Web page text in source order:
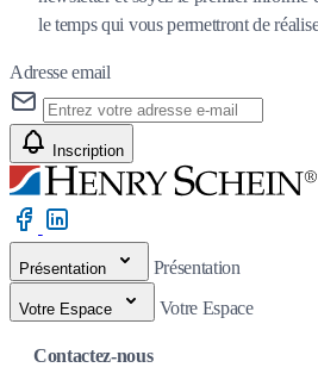
le temps qui vous permettront de
Adresse email
Inscription
Présentation Présentation
Votre Espace Votre Espace
Contactez-nous